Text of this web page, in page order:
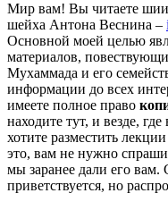
Мир вам! Вы читаете
шейха Антона Веснина –
Основной моей целью
материалов,
Мухаммада и его
информации до всех
имеете полное право
находите тут, и везде,
хотите разместить
это, вам не нужно
мы заранее дали его
приветствуется, но